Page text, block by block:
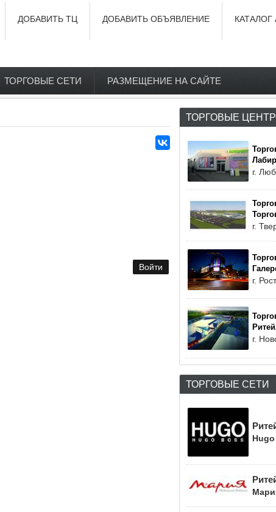
КАТАЛОГ
ДОБАВИТЬ ОБЪЯВЛЕНИЕ
ДОБАВИТЬ ТЦ
ТОРГОВЫЕ СЕТИ РАЗМЕЩЕНИЕ НА САЙТЕ
ТОРГОВЫЕ
г.
г.
г.
г.
ТОРГОВЫЕ СЕТИ